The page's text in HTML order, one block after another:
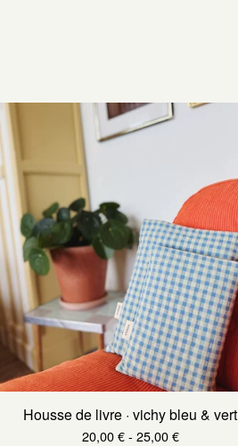
Housse de livre · vichy bleu & vert
20,00€- 25,00€